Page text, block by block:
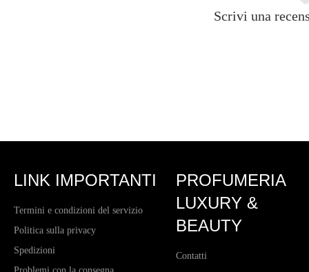
Scrivi una
LINK IMPORTANTI
Termini e condizioni del servizio
Politica sulla privacy
Spedizioni
PROFUMERIA
LUXURY &
BEAUTY
Contatti